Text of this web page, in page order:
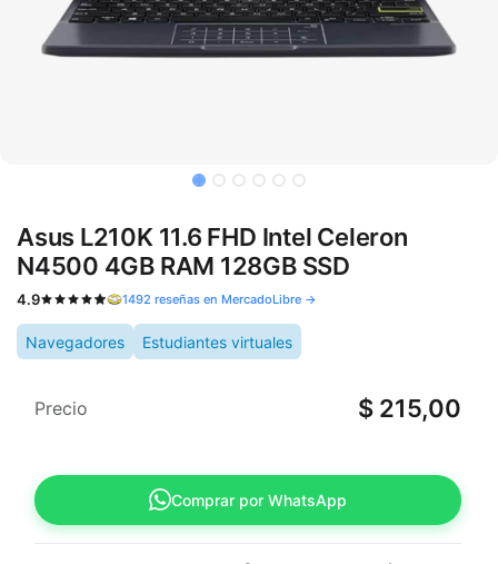
Asus L210K 11.6 FHD Intel Celeron
N4500 4GB RAM 128GB SSD
4.9 1492 reseñas en MercadoLibre →
Navegadores Estudiantes virtuales
Comprar por WhatsApp
Precio $ 215,00